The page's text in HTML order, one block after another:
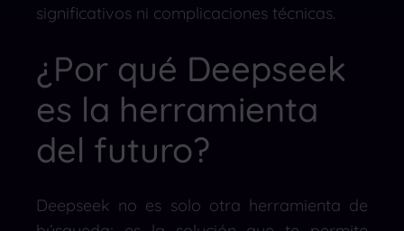
significativos ni complicaciones técnicas.
¿Por qué Deepseek
es la herramienta
del futuro?
Deepseek no es solo otra herramienta de